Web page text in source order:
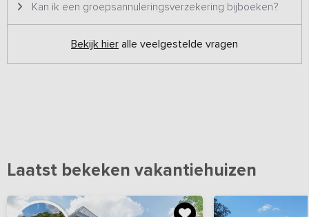
Kan ik een groepsannuleringsverzekering bijboeken?
Bekijk hier alle veelgestelde vragen
Laatst bekeken vakantiehuizen